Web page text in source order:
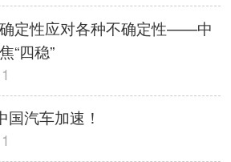
定性应对各种不确定性——中
“四稳”
国汽车加速！